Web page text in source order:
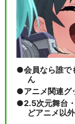
会員なら誰で
ん
アニメ関連グ
2.5次元舞台
どアニメ以